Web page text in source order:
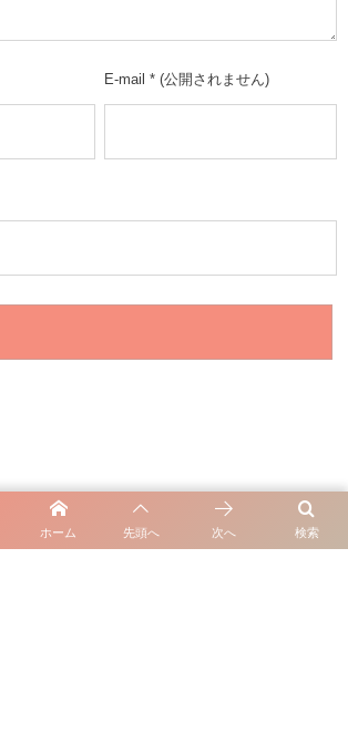
E-mail * (公開されません)
検索
ホーム 先頭へ 次へ